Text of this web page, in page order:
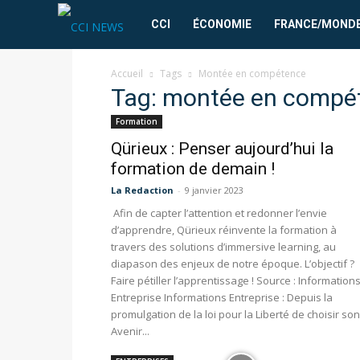
CCI
News
CCI ÉCONOMIE FRANCE/
Accueil Tags Montée en compétence
Tag: montée en
Formation
Qürieux : Penser aujourd’hui la
formation de demain !
La Redaction - 9 janvier 2023
Afin de capter l’attention et redonner l’envie
d’apprendre, Qürieux réinvente la formation à
travers des solutions d’immersive learning, au
diapason des enjeux de notre époque. L’objectif ?
Faire pétiller l’apprentissage ! Source : Informations
Entreprise Informations Entreprise : Depuis la
promulgation de la loi pour la Liberté de choisir son
Avenir...